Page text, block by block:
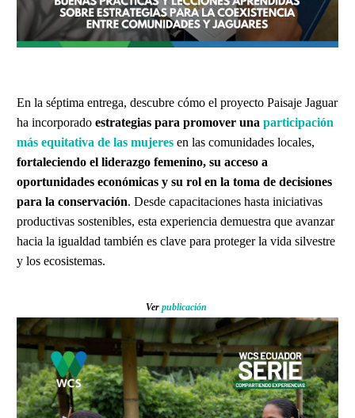
En la séptima entrega, descubre cómo el proyecto Paisaje Jaguar
ha incorporado estrategias para promover una participación
más equitativa de las mujeres en las comunidades locales,
fortaleciendo el liderazgo femenino, su acceso a
oportunidades económicas y su rol en la toma de decisiones
para la conservación. Desde capacitaciones hasta iniciativas
productivas sostenibles, esta experiencia demuestra que avanzar
hacia la igualdad también es clave para proteger la vida silvestre
y los ecosistemas.
Ver publicación